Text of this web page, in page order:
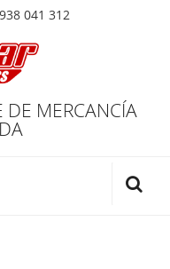
041 312
DE MERCANCÍA